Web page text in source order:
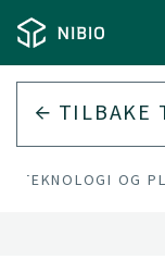
TILBAKE
OG